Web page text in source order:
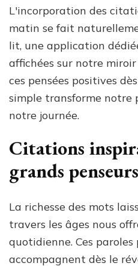
L'incorporation des
matin se fait
lit, une application
affichées sur notre
ces pensées positives
simple transforme
notre journée.
Citations
grands penseurs
La richesse des mots
travers les âges nous
quotidienne. Ces paroles
accompagnent dès le